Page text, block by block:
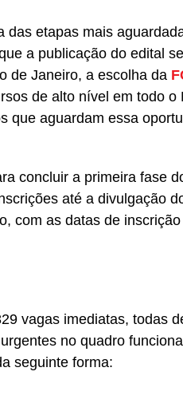
das etapas mais
a publicação do edital
de Janeiro, a escolha da
de alto nível em todo o
que aguardam essa
concluir a primeira fase
até a divulgação
com as datas de
vagas imediatas, todas
no quadro
seguinte forma: